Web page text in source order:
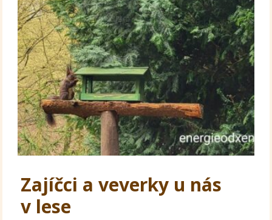
Zajíčci a veverky u nás
v lese